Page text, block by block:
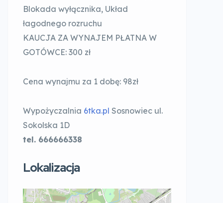
Blokada wyłącznika, Układ
łagodnego rozruchu
KAUCJA ZA WYNAJEM PŁATNA W
GOTÓWCE: 300 zł
Cena wynajmu za 1 dobę: 98zł
Wypożyczalnia 6tka.pl Sosnowiec ul.
Sokolska 1D
tel. 666666338
Lokalizacja